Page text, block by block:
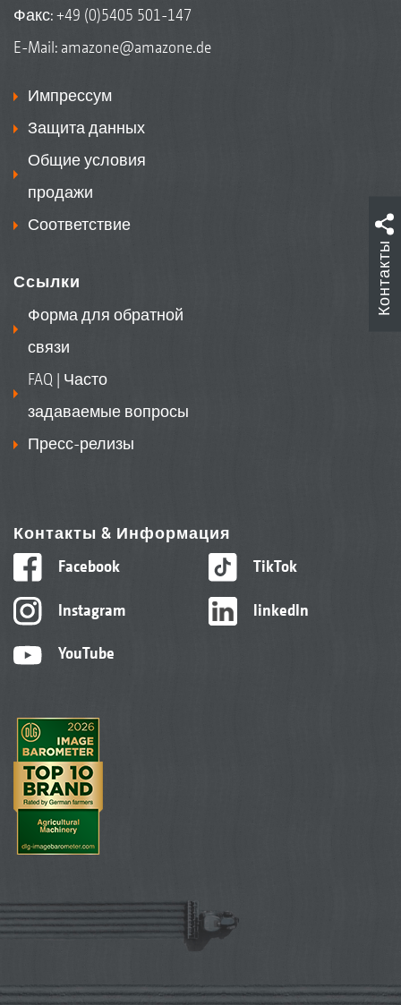
Факс: +49 (0)5405 501-147
E-Mail: amazone@amazone.de
Импрессум
Защита данных
Общие условия
продажи
Соответствие
Ссылки
Форма для обратной
связи
FAQ | Часто
задаваемые вопросы
Пресс-релизы
Контакты & Информация
Facebook
Instagram
YouTube
TikTok
linkedIn
Контакты